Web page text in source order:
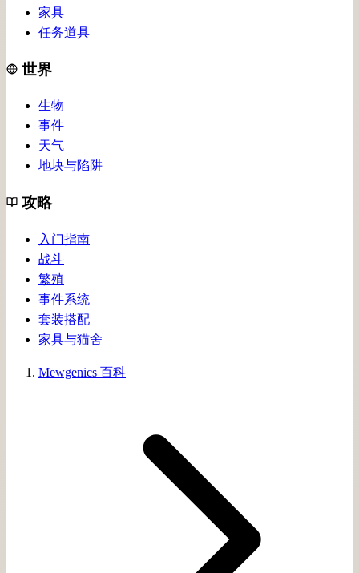
家具
任务道具
世界
生物
事件
天气
地块与陷阱
攻略
入门指南
战斗
繁殖
事件系统
套装搭配
家具与猫舍
Mewgenics 百科